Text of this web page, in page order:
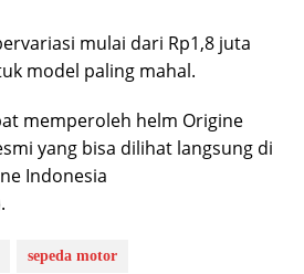
mulai dari Rp1,8 juta
model paling mahal.
memperoleh helm Origine
yang bisa dilihat langsung di
Indonesia
sepeda motor